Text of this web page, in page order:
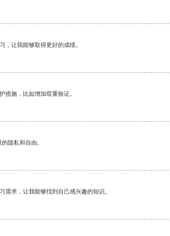
，让我能够取得更好的成绩。
措施，比如增加双重验证。
隐私和自由。
求，让我能够找到自己感兴趣的知识。